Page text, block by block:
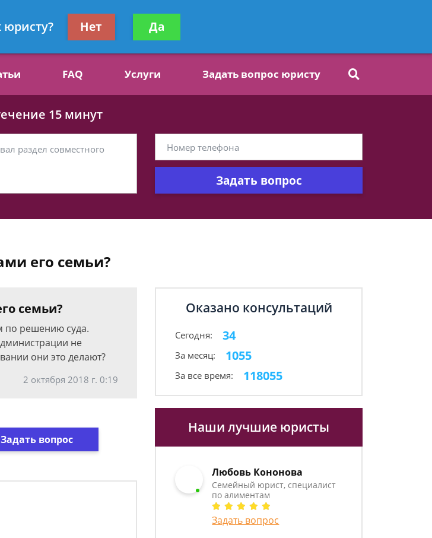
Получите консультацию
бесплатно
FAQ Услуги Задать вопрос юристу
15 минут
Задать вопрос
его семьи?
семьи?
по решению суда.
не
они это делают?
2 октября 2018 г. 0:19
Задать вопрос
Оказано консультаций
Сегодня: 34
За месяц: 1055
За все время: 118055
Наши лучшие юристы
Любовь Кононова
Семейный юрист, специалист
по алиментам
Задать вопрос
юристу? Нет Да